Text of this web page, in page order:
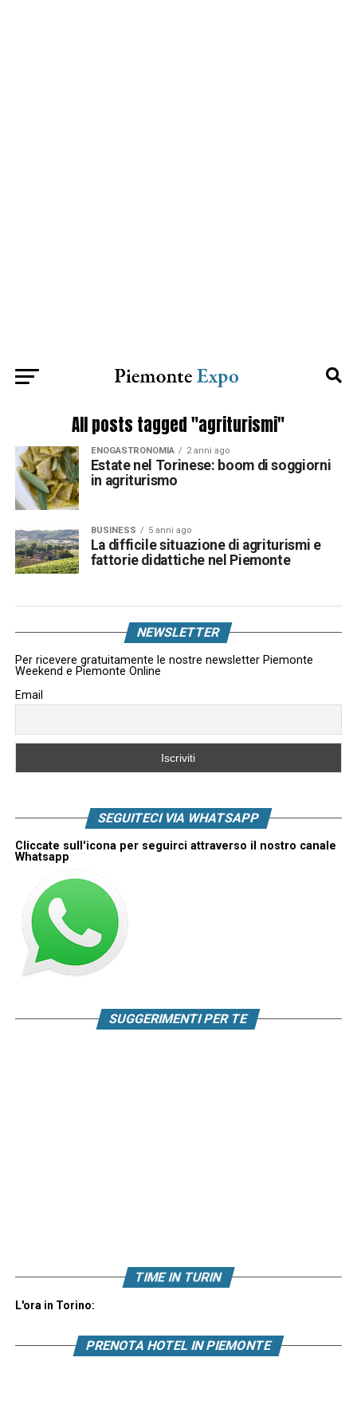
All posts tagged "agriturismi"
ENOGASTRONOMIA 2 anni ago
Estate nel Torinese: boom di soggiorni
in agriturismo
BUSINESS 5 anni ago
La difficile situazione di agriturismi e
fattorie didattiche nel Piemonte
NEWSLETTER
Per ricevere gratuitamente le nostre newsletter Piemonte
Weekend e Piemonte Online
Email
SEGUITECI VIA WHATSAPP
Cliccate sull'icona per seguirci attraverso il nostro canale
Whatsapp
SUGGERIMENTI PER TE
TIME IN TURIN
L'ora in Torino:
PRENOTA HOTEL IN PIEMONTE